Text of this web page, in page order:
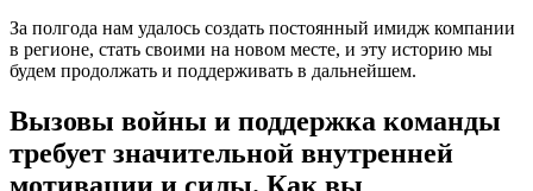
За полгода нам удалось создать постоянный имидж компании
в регионе, стать своими на новом месте, и эту историю мы
будем продолжать и поддерживать в дальнейшем.
Вызовы войны и поддержка команды
требует значительной внутренней